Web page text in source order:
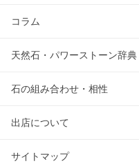
コラム
天然石・パワーストーン辞典
石の組み合わせ・相性
出店について
サイトマップ